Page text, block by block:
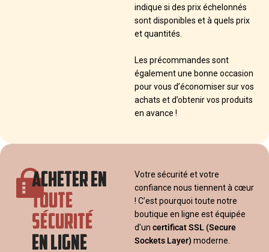
indique si des prix échelonnés
sont disponibles et à quels prix
et quantités.
Les précommandes sont
également une bonne occasion
pour vous d’économiser sur vos
achats et d’obtenir vos produits
en avance !
ACHETER EN
TOUTE
SÉCURITÉ
EN LIGNE
Votre sécurité et votre
confiance nous tiennent à cœur
! C’est pourquoi toute notre
boutique en ligne est équipée
d’un certificat SSL (Secure
Sockets Layer) moderne.